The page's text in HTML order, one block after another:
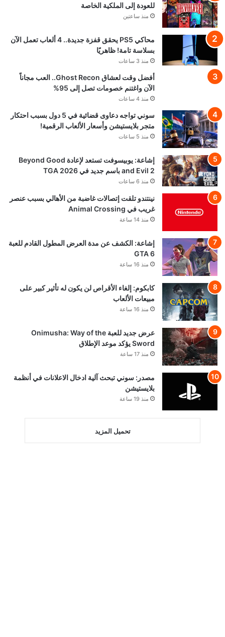
للعودة إلى الملكية الخاصة
منذ ساعتين
محاكي PS5 يحقق قفزة جديدة.. 4 ألعاب تعمل الآن
بسلاسة تامة! ظاهريًا
منذ 3 ساعات
أفضل وقت لعشاق Ghost Recon.. العب مجاناً
الآن واغتنم خصومات تصل إلى 95%
منذ 4 ساعات
سوني تواجه دعاوى قضائية في 5 دول بسبب احتكار
متجر بلايستيشن وأسعار الألعاب الرقمية!
منذ 5 ساعات
إشاعة: يوبيسوفت تستعد لإعادة Beyond Good
and Evil 2 باسم جديد في TGA 2026
منذ 6 ساعات
نينتندو تلقت إتصالات غاضبة من الأهالي بسبب عنصر
غريب في Animal Crossing
منذ 14 ساعة
إشاعة: الكشف عن مدة العرض المطول القادم للعبة
GTA 6
منذ 16 ساعة
كابكوم: إلغاء الأقراص لن يكون له تأثير كبير على
مبيعات الألعاب
منذ 16 ساعة
عرض جديد للعبة Onimusha: Way of the
Sword يؤكد موعد الإطلاق
منذ 17 ساعة
مصدر: سوني تبحث آلية ادخال الاعلانات في أنظمة
بلايستيشن
منذ 19 ساعة
تحميل المزيد